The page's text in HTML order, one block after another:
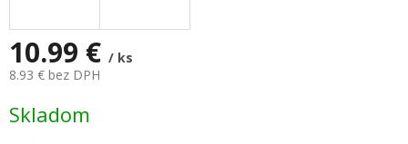
10.99 € / ks
8.93 € bez DPH
cena:
Skladom